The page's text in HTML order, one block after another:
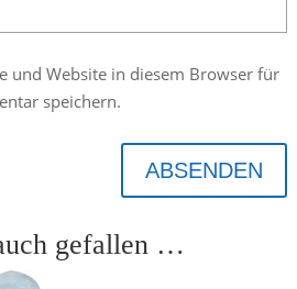
und Website in diesem Browser für
speichern.
ABSENDEN
gefallen …